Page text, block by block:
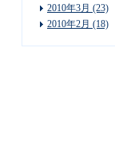
2010年3月 (23)
2010年2月 (18)